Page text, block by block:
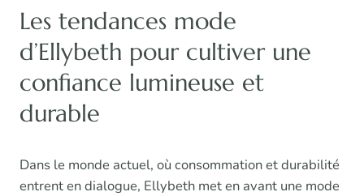
Les tendances mode
d’Ellybeth pour cultiver une
confiance lumineuse et
durable
Dans le monde actuel, où consommation et durabilité
entrent en dialogue, Ellybeth met en avant une mode